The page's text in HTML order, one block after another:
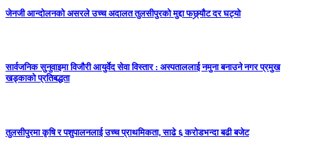
जेनजी आन्दोलनको असरले उच्च अदालत तुलसीपुरको मुद्दा फछ्र्यौट दर घट्यो
सार्वजनिक सुनुवाइमा विजाैरी आयुर्वेद सेवा विस्तार : अस्पताललाई नमुना बनाउने नगर प्रमुख
खड्काकाे प्रतिबद्धता
तुलसीपुरमा कृषि र पशुपालनलाई उच्च प्राथमिकता, साढे ६ करोडभन्दा बढी बजेट